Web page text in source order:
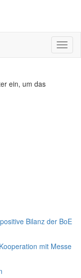
ein, um das
Bilanz der BoE
mit Messe